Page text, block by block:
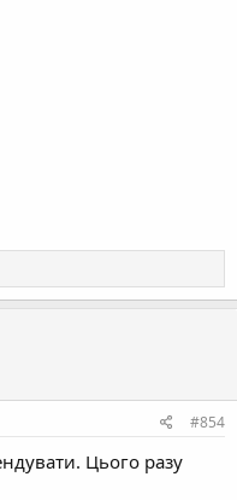
#854
Цього разу